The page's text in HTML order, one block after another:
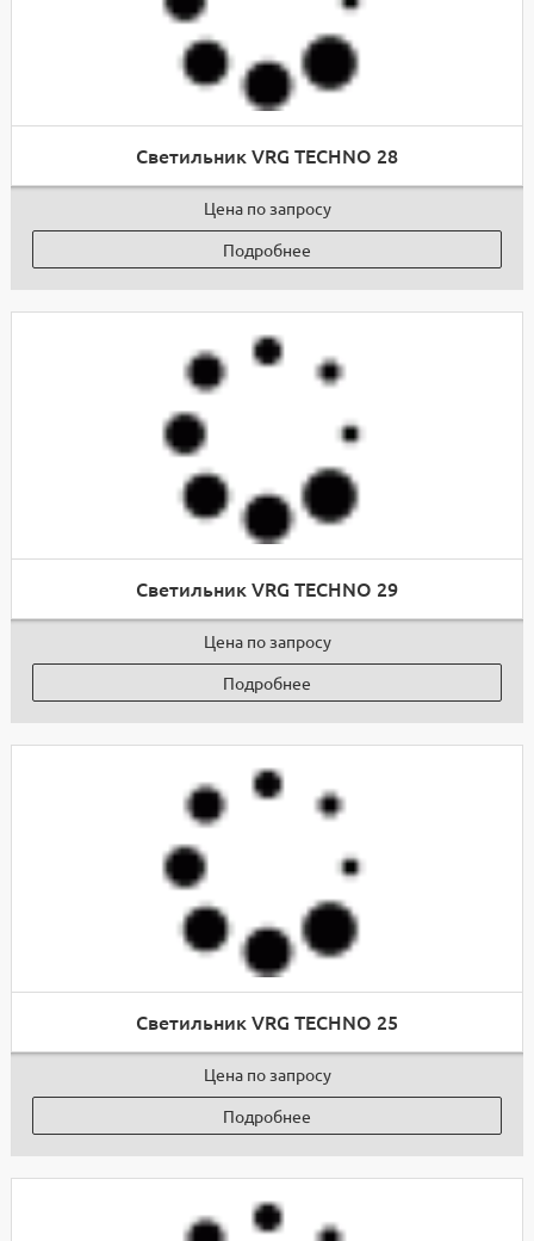
Светильник VRG TECHNO 28
Цена по запросу
Подробнее
Светильник VRG TECHNO 29
Цена по запросу
Подробнее
Светильник VRG TECHNO 25
Цена по запросу
Подробнее